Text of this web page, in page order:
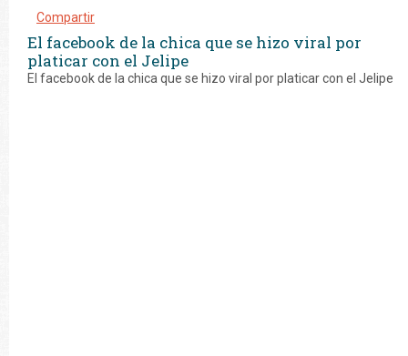
Compartir
El facebook de la chica que se hizo viral por
platicar con el Jelipe
El facebook de la chica que se hizo viral por platicar con el Jelipe